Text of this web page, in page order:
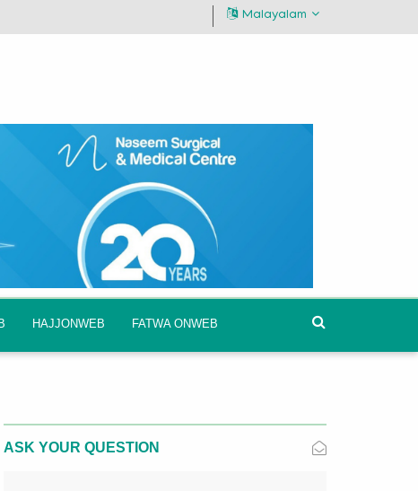
Malayalam
HAJJONWEB FATWA ONWEB
ASK YOUR QUESTION